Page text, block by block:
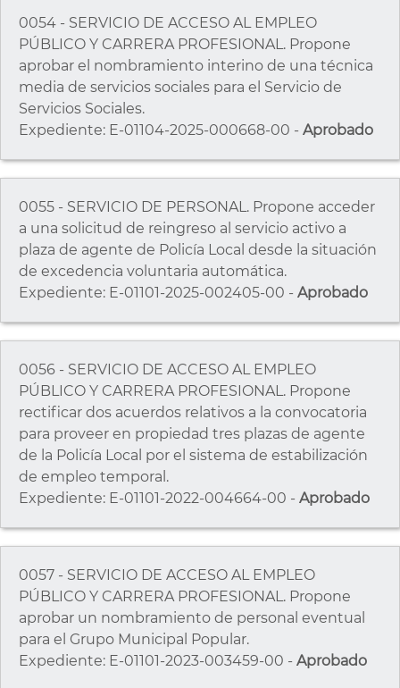
0054 - SERVICIO DE ACCESO AL EMPLEO
PÚBLICO Y CARRERA PROFESIONAL. Propone
aprobar el nombramiento interino de una técnica
media de servicios sociales para el Servicio de
Servicios Sociales.
Expediente: E-01104-2025-000668-00 - Aprobado
0055 - SERVICIO DE PERSONAL. Propone acceder
a una solicitud de reingreso al servicio activo a
plaza de agente de Policía Local desde la situación
de excedencia voluntaria automática.
Expediente: E-01101-2025-002405-00 - Aprobado
0056 - SERVICIO DE ACCESO AL EMPLEO
PÚBLICO Y CARRERA PROFESIONAL. Propone
rectificar dos acuerdos relativos a la convocatoria
para proveer en propiedad tres plazas de agente
de la Policía Local por el sistema de estabilización
de empleo temporal.
Expediente: E-01101-2022-004664-00 - Aprobado
0057 - SERVICIO DE ACCESO AL EMPLEO
PÚBLICO Y CARRERA PROFESIONAL. Propone
aprobar un nombramiento de personal eventual
para el Grupo Municipal Popular.
Expediente: E-01101-2023-003459-00 - Aprobado